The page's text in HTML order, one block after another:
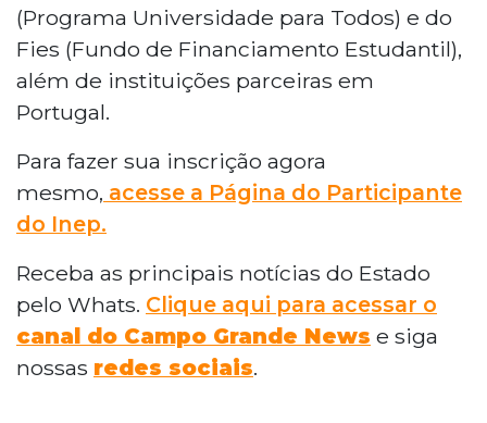
(Programa Universidade para Todos) e do
Fies (Fundo de Financiamento Estudantil),
além de instituições parceiras em
Portugal.
Para fazer sua inscrição agora
mesmo, acesse a Página do Participante
do Inep.
Receba as principais notícias do Estado
pelo Whats. Clique aqui para acessar o
canal do Campo Grande News e siga
nossas redes sociais.